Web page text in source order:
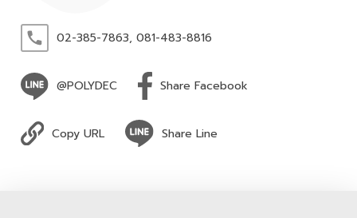
02-385-7863, 081-483-8816
@POLYDEC Share Facebook
Copy URL Share Line